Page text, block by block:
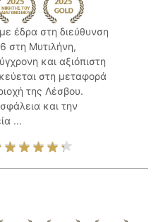
έδρα στη διεύθυνση
στη Μυτιλήνη,
και αξιόπιστη
στη μεταφορά
της Λέσβου.
και την
...